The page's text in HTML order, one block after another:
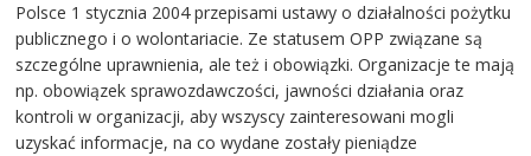
Polsce 1 stycznia 2004 przepisami ustawy o działalności pożytku
publicznego i o wolontariacie. Ze statusem OPP związane są
szczególne uprawnienia, ale też i obowiązki. Organizacje te mają
np. obowiązek sprawozdawczości, jawności działania oraz
kontroli w organizacji, aby wszyscy zainteresowani mogli
uzyskać informacje, na co wydane zostały pieniądze